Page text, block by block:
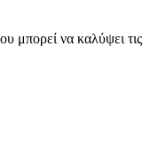
μπορεί να καλύψει τις